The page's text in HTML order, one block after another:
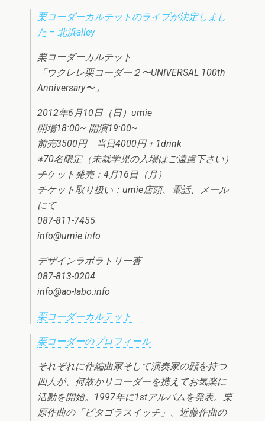
栗コーダーカルテットのライブが決定しまし
た – 北浜alley
栗コーダーカルテット
「ウクレレ栗コーダー２〜UNIVERSAL 100th
Anniversary〜」
2012年6月10日（日）umie
開場18:00~ 開演19:00~
前売3500円 当日4000円＋1drink
※70名限定（未就学児の入場はご遠慮下さい）
チケット発売：4月16日（月）
チケット取り扱い：umie店頭、電話、メール
にて
087-811-7455
info@umie.info
デザインラボラトリー蒼
087-813-0204
info@ao-labo.info
栗コーダーカルテット
栗コーダーのプロフィール
それぞれに作編曲家そして演奏家の顔を持つ
四人が、何故かリコーダーを携えてお気楽に
活動を開始。1997年に1stアルバムを発表。栗
原作曲の「ピタゴラスイッチ」、近藤作曲の